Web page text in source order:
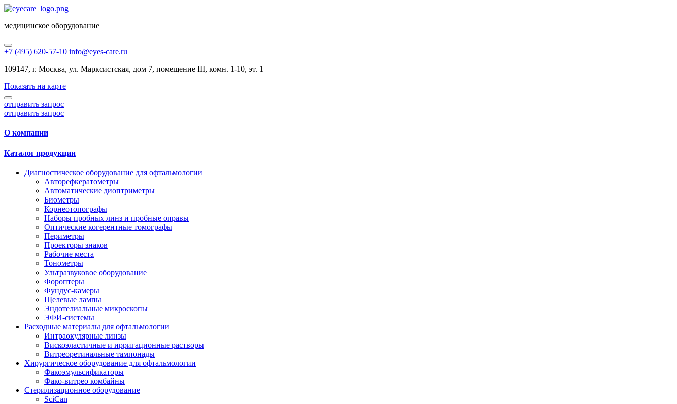
медицинское оборудование
+7 (495) 620-57-10 info@eyes-care.ru
109147, г. Москва, ул. Марксистская, дом 7, помещение III, комн. 1-10, эт. 1
Показать на карте
отправить запрос
отправить запрос
О компании
Каталог продукции
Диагностическое оборудование для офтальмологии
Авторефкератометры
Автоматические диоптриметры
Биометры
Корнеотопографы
Наборы пробных линз и пробные оправы
Оптические когерентные томографы
Периметры
Проекторы знаков
Рабочие места
Тонометры
Ультразвуковое оборудование
Фороптеры
Фундус-камеры
Щелевые лампы
Эндотелиальные микроскопы
ЭФИ-системы
Расходные материалы для офтальмологии
Интраокулярные линзы
Вискоэластичные и ирригационные растворы
Витреоретинальные тампонады
Хирургическое оборудование для офтальмологии
Факоэмульсификаторы
Фако-витрео комбайны
Стерилизационное оборудование
SciCan